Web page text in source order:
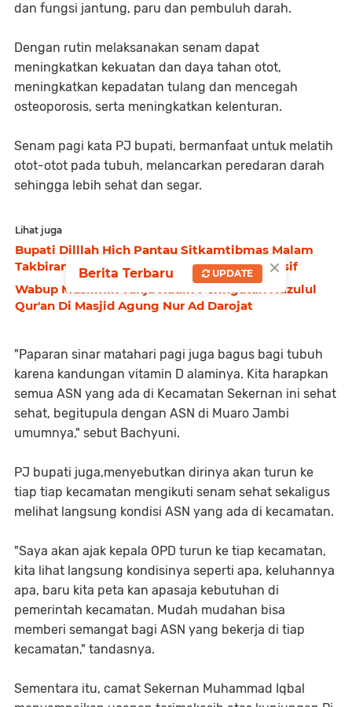
dan fungsi jantung, paru dan pembuluh darah.
Dengan rutin melaksanakan senam dapat
meningkatkan kekuatan dan daya tahan otot,
meningkatkan kepadatan tulang dan mencegah
osteoporosis, serta meningkatkan kelenturan.
Senam pagi kata PJ bupati, bermanfaat untuk melatih
otot-otot pada tubuh, melancarkan peredaran darah
sehingga lebih sehat dan segar.
Lihat juga
Bupati Dilllah Hich Pantau Sitkamtibmas Malam
Takbiran, Pastikan Situasi Aman dan Kondusif
Wabup Muslimin Tanja Hadiri Peringatan Nuzulul
Qur'an Di Masjid Agung Nur Ad Darojat
"Paparan sinar matahari pagi juga bagus bagi tubuh
karena kandungan vitamin D alaminya. Kita harapkan
semua ASN yang ada di Kecamatan Sekernan ini sehat
sehat, begitupula dengan ASN di Muaro Jambi
umumnya," sebut Bachyuni.
PJ bupati juga,menyebutkan dirinya akan turun ke
tiap tiap kecamatan mengikuti senam sehat sekaligus
melihat langsung kondisi ASN yang ada di kecamatan.
"Saya akan ajak kepala OPD turun ke tiap kecamatan,
kita lihat langsung kondisinya seperti apa, keluhannya
apa, baru kita peta kan apasaja kebutuhan di
pemerintah kecamatan. Mudah mudahan bisa
memberi semangat bagi ASN yang bekerja di tiap
kecamatan," tandasnya.
Sementara itu, camat Sekernan Muhammad Iqbal
×
Berita Terbaru UPDATE